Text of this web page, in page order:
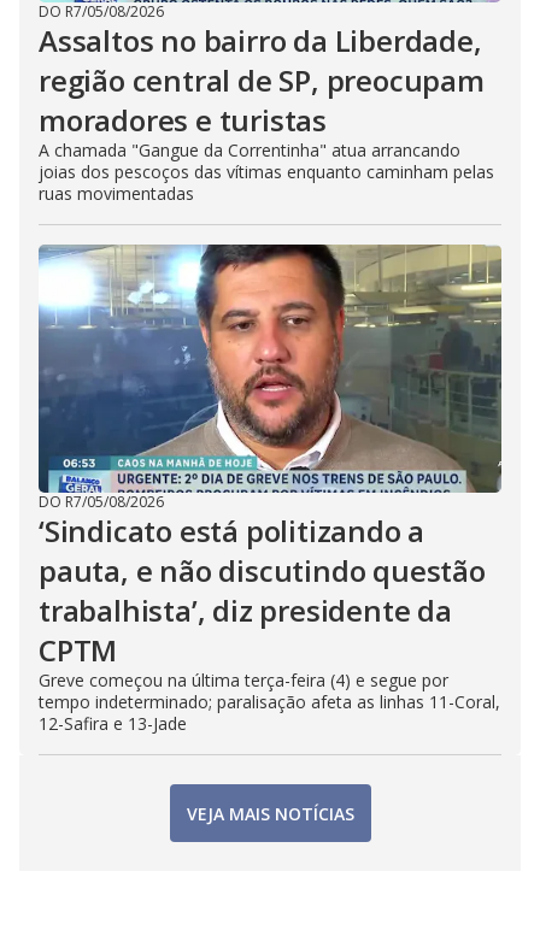
DO R7/05/08/2026
Assaltos no bairro da Liberdade,
região central de SP, preocupam
moradores e turistas
A chamada "Gangue da Correntinha" atua arrancando
joias dos pescoços das vítimas enquanto caminham pelas
ruas movimentadas
DO R7/05/08/2026
‘Sindicato está politizando a
pauta, e não discutindo questão
trabalhista’, diz presidente da
CPTM
Greve começou na última terça-feira (4) e segue por
tempo indeterminado; paralisação afeta as linhas 11-Coral,
12-Safira e 13-Jade
VEJA MAIS NOTÍCIAS